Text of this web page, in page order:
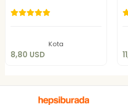
Kota
8,80 USD
8,80 USD